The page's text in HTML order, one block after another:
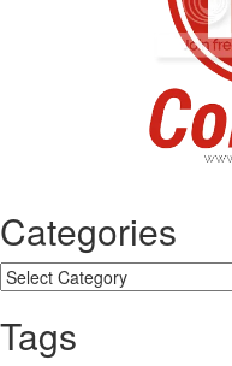
Categories
Categories
Tags